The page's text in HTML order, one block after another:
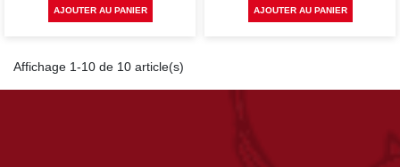
AJOUTER AU PANIER AJOUTER AU PANIER
Affichage 1-10 de 10 article(s)